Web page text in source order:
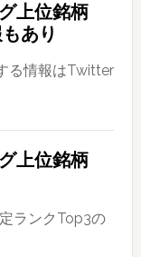
上位銘柄
あり
る情報はTwitter
上位銘柄
ランクTop3の